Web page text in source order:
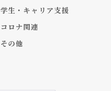
学生・キャリア支援
コロナ関連
その他